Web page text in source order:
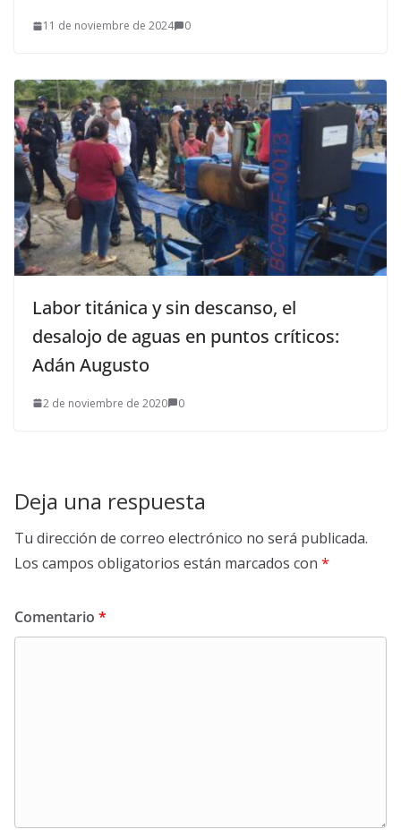
11 de noviembre de 2024 0
Labor titánica y sin descanso, el
desalojo de aguas en puntos críticos:
Adán Augusto
2 de noviembre de 2020 0
Deja una respuesta
Tu dirección de correo electrónico no será publicada.
Los campos obligatorios están marcados con *
Comentario *